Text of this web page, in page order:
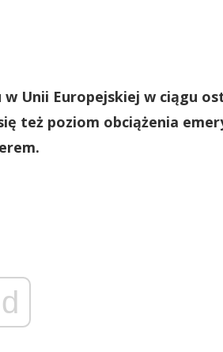
w Unii Europejskiej w ciągu
też poziom obciążenia